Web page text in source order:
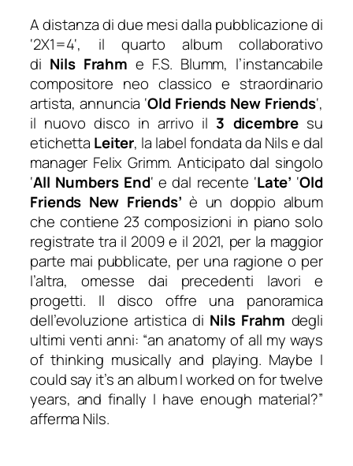
A distanza di due mesi dalla pubblicazione di
‘2X1=4‘, il quarto album collaborativo
di Nils Frahm e F.S. Blumm, l’instancabile
compositore neo classico e straordinario
artista, annuncia ‘Old Friends New Friends‘,
il nuovo disco in arrivo il 3 dicembresu
etichetta Leiter, la label fondata da Nilse dal
manager Felix Grimm. Anticipato dal singolo
‘All Numbers End‘ e dal recente ‘Late’ ‘Old
Friends New Friends’ è un doppio album
che contiene 23 composizioni in piano solo
registrate tra il 2009 e il 2021, per la maggior
parte mai pubblicate, per una ragione o per
l’altra, omesse dai precedenti lavori e
progetti. Il disco offre una panoramica
dell’evoluzione artistica di Nils Frahm degli
ultimi venti anni: “an anatomy of all my ways
of thinking musically and playing. Maybe I
could say it’s an album I worked on for twelve
years, and finally I have enough material?”
afferma Nils.